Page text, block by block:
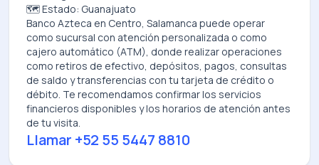
🗺️ Estado: Guanajuato
Banco Azteca en Centro, Salamanca puede operar
como sucursal con atención personalizada o como
cajero automático (ATM), donde realizar operaciones
como retiros de efectivo, depósitos, pagos, consultas
de saldo y transferencias con tu tarjeta de crédito o
débito. Te recomendamos confirmar los servicios
financieros disponibles y los horarios de atención antes
de tu visita.
Llamar +52 55 5447 8810